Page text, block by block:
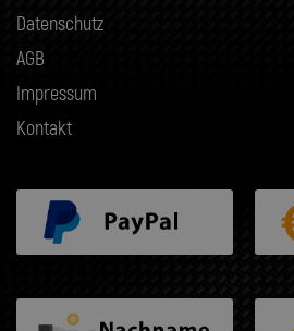
Datenschutz
AGB
Impressum
Kontakt